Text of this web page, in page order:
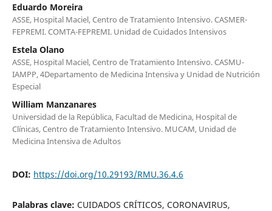
Eduardo Moreira
ASSE, Hospital Maciel, Centro de Tratamiento Intensivo. CASMER-
FEPREMI. COMTA-FEPREMI. Unidad de Cuidados Intensivos
Estela Olano
ASSE, Hospital Maciel, Centro de Tratamiento Intensivo. CASMU-
IAMPP, 4Departamento de Medicina Intensiva y Unidad de Nutrición
Especial
William Manzanares
Universidad de la República, Facultad de Medicina, Hospital de
Clínicas, Centro de Tratamiento Intensivo. MUCAM, Unidad de
Medicina Intensiva de Adultos
DOI: https://doi.org/10.29193/RMU.36.4.6
Palabras clave: CUIDADOS CRÍTICOS, CORONAVIRUS,